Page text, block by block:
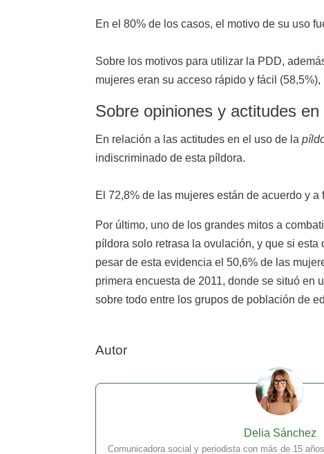
En el 80% de los casos, el motivo de su uso
Sobre los motivos para utilizar la PDD,
mujeres eran su acceso rápido y fácil
Sobre opiniones y actitudes
En relación a las actitudes en el uso de la
indiscriminado de esta píldora.
El 72,8% de las mujeres están de acuerdo y
Por último, uno de los grandes mitos a
píldora solo retrasa la ovulación, y que si
pesar de esta evidencia el 50,6% de las
primera encuesta de 2011, donde se situó en
sobre todo entre los grupos de población de
Autor
Delia Sánchez
Comunicadora social y periodista con más de 15